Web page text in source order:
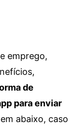
emprego,
de
para enviar
abaixo, caso